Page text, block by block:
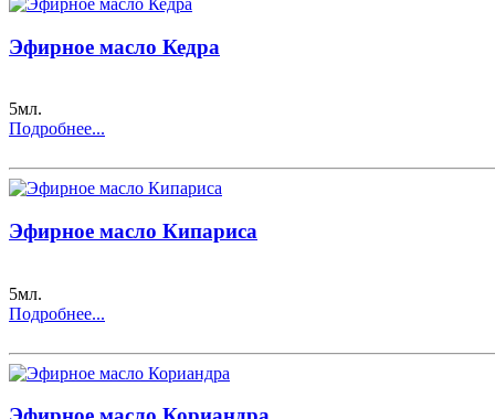
Эфирное масло Кедра
5мл.
Подробнее...
Эфирное масло Кипариса
5мл.
Подробнее...